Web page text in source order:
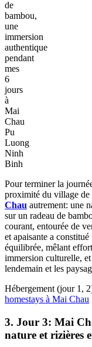
de
bambou,
une
immersion
authentique
pendant
mes
6
jours
à
Mai
Chau
Pu
Luong
Ninh
Binh
Pour terminer la
proximité du village
Chau autrement: une
sur un radeau de
courant, entourée de
et apaisante a
équilibrée, mêlant
immersion culturelle, et
lendemain et les
Hébergement (jour 1,
homestays à Mai Chau
3. Jour 3: Mai
nature et rizières